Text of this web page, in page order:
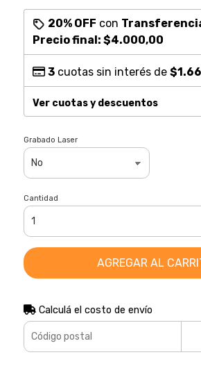
20% OFF con
Precio final: $4.000,00
3cuotas sin interés de
Ver cuotas y descuentos
Grabado Laser
Cantidad
AGREGAR AL
Calculá el costo de envío